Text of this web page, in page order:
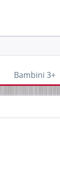
Bambini 3+